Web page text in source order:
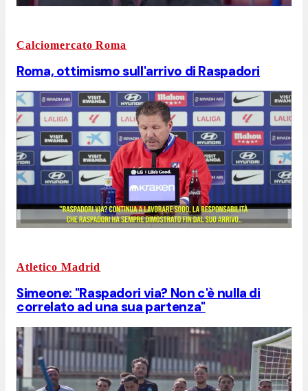
Calciomercato Roma
Roma, ottimismo sull'arrivo di Raspadori
Atletico Madrid
Simeone: "Raspadori via? Non c'è nulla di
correlato ad una sua partenza"